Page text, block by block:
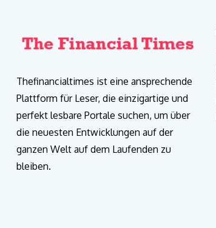
Thefinancialtimes ist eine ansprechende
Plattform für Leser, die einzigartige und
perfekt lesbare Portale suchen, um über
die neuesten Entwicklungen auf der
ganzen Welt auf dem Laufenden zu
bleiben.